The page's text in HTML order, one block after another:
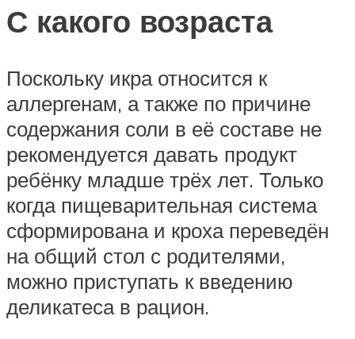
С какого возраста
Поскольку икра относится к
аллергенам, а также по причине
содержания соли в её составе не
рекомендуется давать продукт
ребёнку младше трёх лет. Только
когда пищеварительная система
сформирована и кроха переведён
на общий стол с родителями,
можно приступать к введению
деликатеса в рацион.